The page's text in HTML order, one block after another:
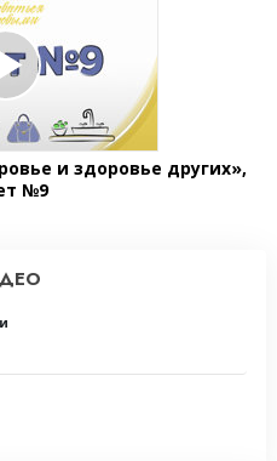
и здоровье других»,
№9